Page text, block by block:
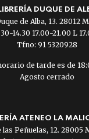
LIBRERÍA DUQUE DE
de Alba, 13. 28012
14.30 17.00-21.00 L
Tfno: 91 5320928
de tarde es de
Agosto cerrado
ATENEO LA
las Peñuelas, 12. 28005